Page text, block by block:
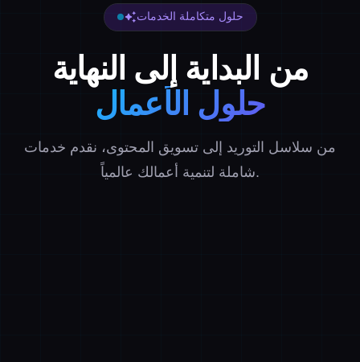
auto_awesomeحلول متكاملة الخدمات
من البداية إلى النهاية
حلول الأعمال
من سلاسل التوريد إلى تسويق المحتوى، نقدم خدمات
شاملة لتنمية أعمالك عالمياً.